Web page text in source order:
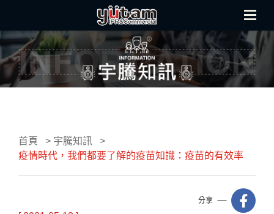
首頁
宇騰知訊
疫情時代，我們都要了解的疫苗知識：疫苗的有效率
分享